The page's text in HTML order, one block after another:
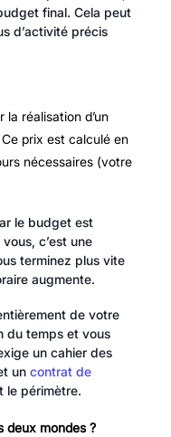
final. Cela peut
d’activité précis
réalisation d’un
prix est calculé en
nécessaires (votre
le budget est
c’est une
terminez plus vite
augmente.
de votre
du temps et vous
un cahier des
un contrat de
le périmètre.
deux mondes ?